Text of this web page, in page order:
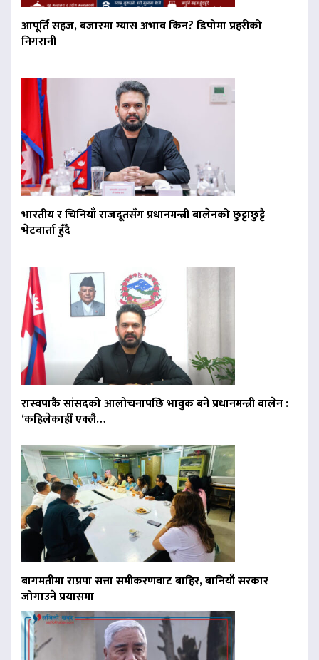
आपूर्ति सहज, बजारमा ग्यास अभाव किन? डिपोमा प्रहरीको
निगरानी
भारतीय र चिनियाँ राजदूतसँग प्रधानमन्त्री बालेनको छुट्टाछुट्टै
भेटवार्ता हुँदै
रास्वपाकै सांसदको आलोचनापछि भावुक बने प्रधानमन्त्री बालेन :
‘कहिलेकाहीँ एक्लै…
बागमतीमा राप्रपा सत्ता समीकरणबाट बाहिर, बानियाँ सरकार
जोगाउने प्रयासमा